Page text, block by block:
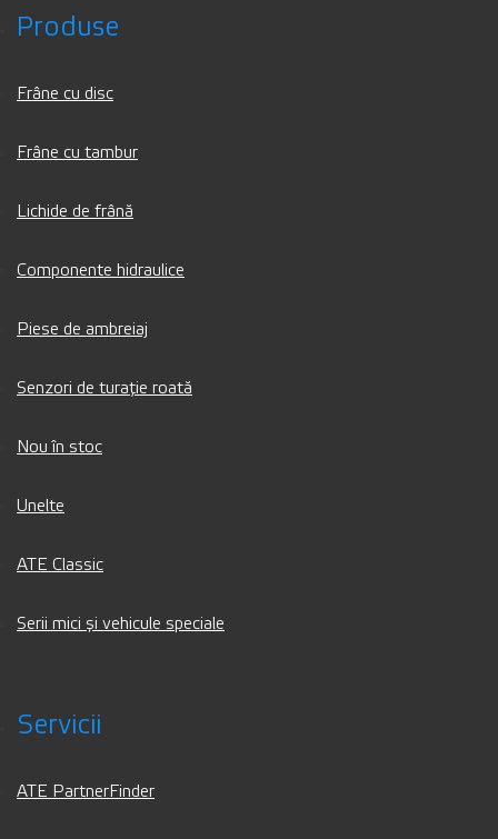
Produse
Frâne cu disc
Frâne cu tambur
Lichide de frână
Componente hidraulice
Piese de ambreiaj
Senzori de turație roată
Nou în stoc
Unelte
ATE Classic
Serii mici și vehicule speciale
Servicii
ATE PartnerFinder